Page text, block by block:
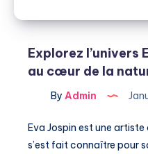
Explorez l’univers
au cœur de la
By Admin
Eva Jospin est une
s’est fait connaître pour